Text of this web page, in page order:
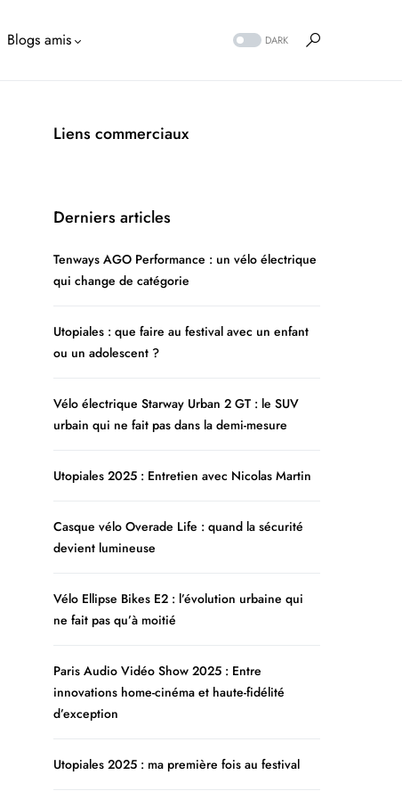
Blogs amis DARK
Liens commerciaux
Derniers articles
Tenways AGO Performance : un vélo électrique
qui change de catégorie
Utopiales : que faire au festival avec un enfant
ou un adolescent ?
Vélo électrique Starway Urban 2 GT : le SUV
urbain qui ne fait pas dans la demi-mesure
Utopiales 2025 : Entretien avec Nicolas Martin
Casque vélo Overade Life : quand la sécurité
devient lumineuse
Vélo Ellipse Bikes E2 : l’évolution urbaine qui
ne fait pas qu’à moitié
Paris Audio Vidéo Show 2025 : Entre
innovations home-cinéma et haute-fidélité
d’exception
Utopiales 2025 : ma première fois au festival